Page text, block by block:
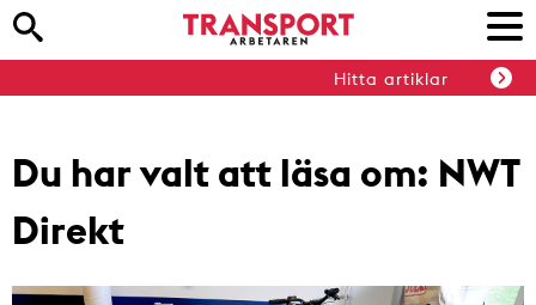
Hitta artiklar
Du har valt att läsa om: NWT
Direkt